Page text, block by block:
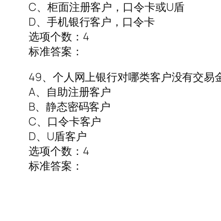
C、柜面注册客户，口令卡或U盾
D、手机银行客户，口令卡
选项个数：4
标准答案：
49、个人网上银行对哪类客户没有交易
A、自助注册客户
B、静态密码客户
C、口令卡客户
D、U盾客户
选项个数：4
标准答案：